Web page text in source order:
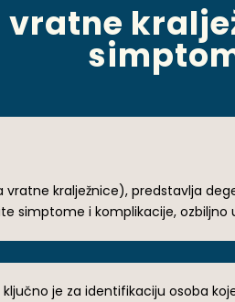
vratne
kralježnice), predstavlja
simptome i komplikacije,
je za identifikaciju osoba